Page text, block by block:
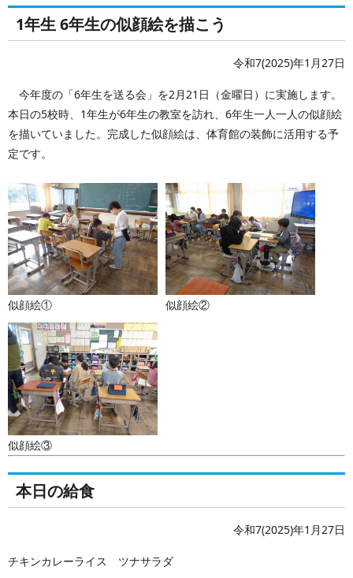
1年生 6年生の似顔絵を描こう
令和7(2025)年1月27日
今年度の「6年生を送る会」を2月21日（金曜日）に実施します。
本日の5校時、1年生が6年生の教室を訪れ、6年生一人一人の似顔絵
を描いていました。完成した似顔絵は、体育館の装飾に活用する予
定です。
似顔絵① 似顔絵②
似顔絵③
本日の給食
令和7(2025)年1月27日
チキンカレーライス ツナサラダ